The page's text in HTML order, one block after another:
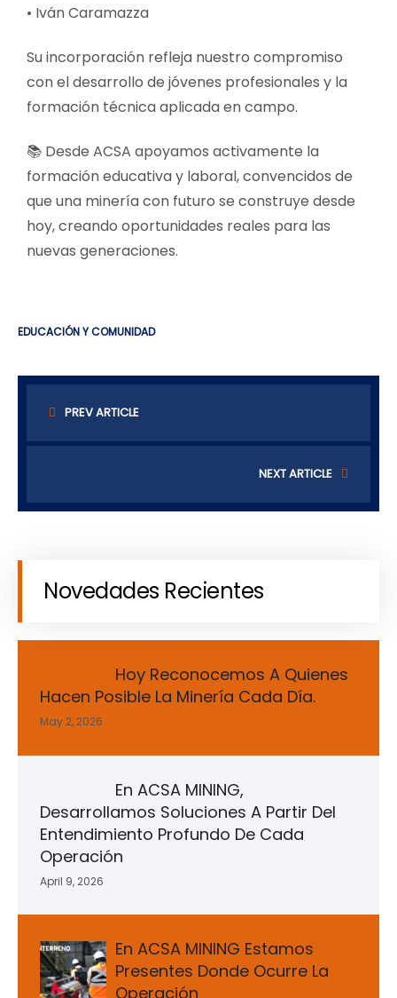
• Iván Caramazza
Su incorporación refleja nuestro compromiso
con el desarrollo de jóvenes profesionales y la
formación técnica aplicada en campo.
📚 Desde ACSA apoyamos activamente la
formación educativa y laboral, convencidos de
que una minería con futuro se construye desde
hoy, creando oportunidades reales para las
nuevas generaciones.
EDUCACIÓN Y COMUNIDAD
PREV ARTICLE
NEXT ARTICLE
Novedades Recientes
Hoy Reconocemos A Quienes
Hacen Posible La Minería Cada Día.
May 2, 2026
En ACSA MINING,
Desarrollamos Soluciones A Partir Del
Entendimiento Profundo De Cada
Operación
April 9, 2026
En ACSA MINING Estamos
Presentes Donde Ocurre La
Operación